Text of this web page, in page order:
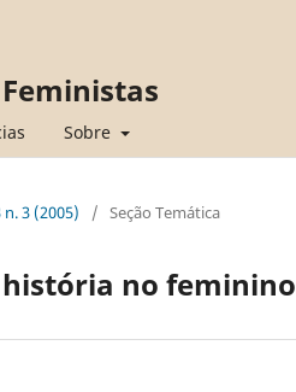
Sobre
n. 3 (2005) / Seção Temática
história no feminino